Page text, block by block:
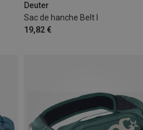
Deuter
Sac de hanche Belt I
19,82 €